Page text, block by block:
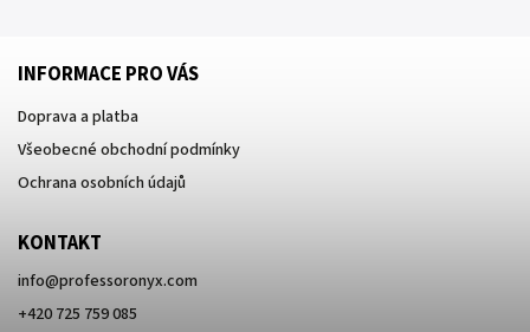
INFORMACE PRO VÁS
Doprava a platba
Všeobecné obchodní podmínky
Ochrana osobních údajů
KONTAKT
info@professoronyx.com
+420 725 759 085